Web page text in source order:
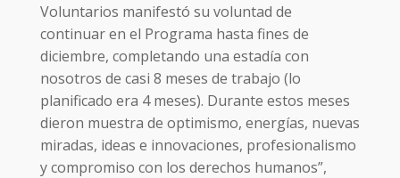
Voluntarios manifestó su voluntad de
continuar en el Programa hasta fines de
diciembre, completando una estadía con
nosotros de casi 8 meses de trabajo (lo
planificado era 4 meses). Durante estos meses
dieron muestra de optimismo, energías, nuevas
miradas, ideas e innovaciones, profesionalismo
y compromiso con los derechos humanos”,